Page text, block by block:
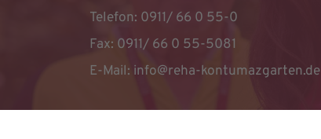
Telefon: 0911/ 66 0 55-0
Fax: 0911/ 66 0 55-5081
E-Mail: info@reha-kontumazgarten.de